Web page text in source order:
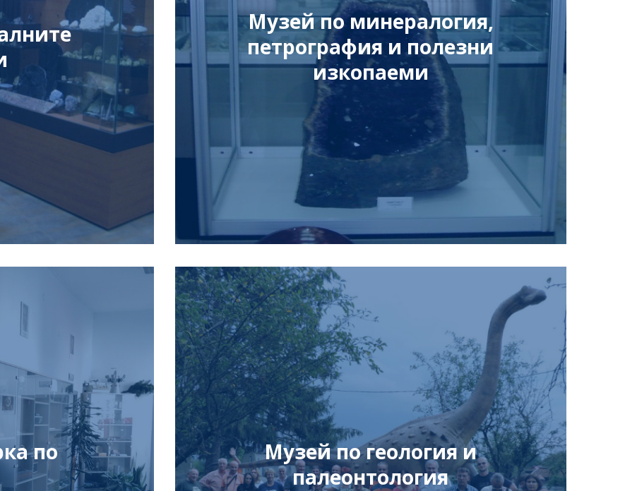
по
Музей по минералогия,
петрография и полезни
изкопаеми
Музей по геология и
палеонтология